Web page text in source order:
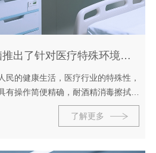
佳维视工业平板电脑推出了针对医疗特殊环境下的解决方案
民的健康生活，医疗行业的特殊性，
有操作简便精确，耐酒精消毒擦拭清
可操作、患者信息私密性等特点；
了解更多